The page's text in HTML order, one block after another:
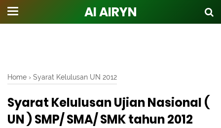
AI AIRYN
Home › Syarat Kelulusan UN 2012
Syarat Kelulusan Ujian Nasional (
UN ) SMP/ SMA/ SMK tahun 2012